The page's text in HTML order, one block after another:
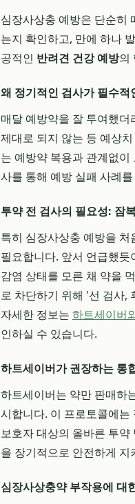
심장사상충 예방은 단순히
는지 확인하고, 만에 하나
공적인 반려견 건강 예방의
왜 정기적인 검사가 필수적
매달 예방약을 잘 투여했
제대로 되지 않는 등 예상
는 예방약 복용과 관계없
사를 통해 예방 실패 사례
투약 전 검사의 필요성: 잠
특히 심장사상충 예방을
필요합니다. 앞서 언급했
감염 상태를 모른 채 약을
로 차단하기 위해 '선 검사,
자세한 정보는 하트세이버
인하실 수 있습니다.
하트세이버가 권장하는 통
하트세이버는 약만 판매하
시합니다. 이 프로토콜에는
보호자 대상의 올바른 투
을 장기적으로 안전하게
심장사상충약 부작용에 대